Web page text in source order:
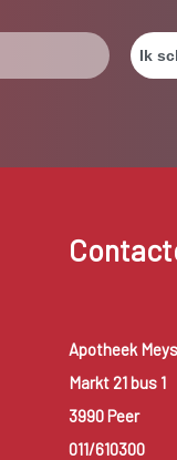
Apotheek
Markt 21 bus 1
3990 Peer
011/610300